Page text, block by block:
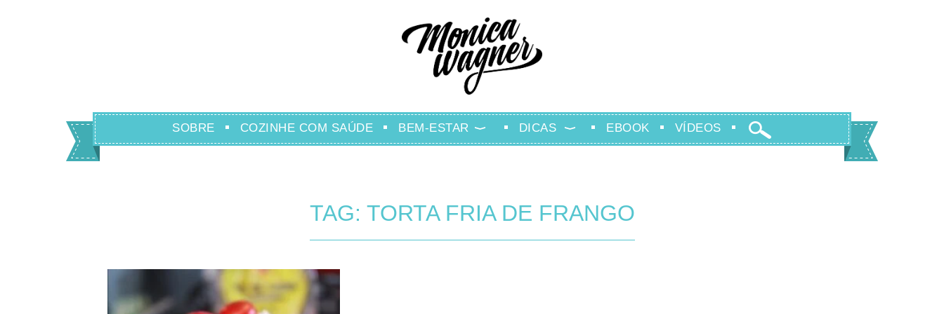
SOBRE COZINHE COM SAÚDE BEM-ESTAR DICAS EBOOK VÍDEOS
TAG: TORTA FRIA DE FRANGO